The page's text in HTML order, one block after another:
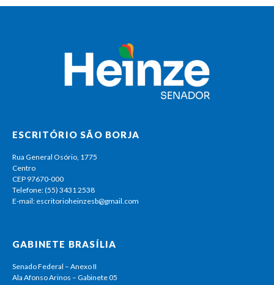
ESCRITÓRIO SÃO BORJA
Rua General Osório, 1775
Centro
CEP 97670-000
Telefone: (55) 3431 2538
E-mail: escritorioheinzesb@gmail.com
GABINETE BRASÍLIA
Senado Federal – Anexo II
Ala Afonso Arinos – Gabinete 05